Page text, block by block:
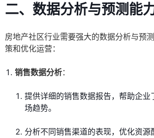
二、数据分析与预测能
房地产社区行业需要强大的数据分析与预
策和优化运营：
销售数据分析：
提供详细的销售数据报告，帮助企业
场趋势。
分析不同销售渠道的表现，优化资源